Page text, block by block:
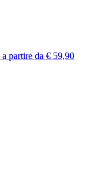
a partire da € 59,90